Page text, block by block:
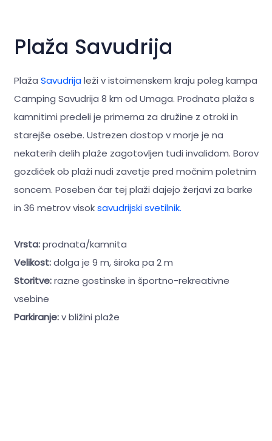
Plaža Savudrija
Plaža Savudrijaleži v istoimenskem kraju poleg kampa
Camping Savudrija 8 km od Umaga. Prodnata plaža s
kamnitimi predeli je primerna za družine z otroki in
starejše osebe. Ustrezen dostop v morje je na
nekaterih delih plaže zagotovljen tudi invalidom. Borov
gozdiček ob plaži nudi zavetje pred močnim poletnim
soncem. Poseben čar tej plaži dajejo žerjavi za barke
in 36 metrov visoksavudrijski svetilnik.
Vrsta:prodnata/kamnita
Velikost:dolga je 9 m, široka pa 2 m
Storitve:razne gostinske in športno-rekreativne
vsebine
Parkiranje:v bližini plaže